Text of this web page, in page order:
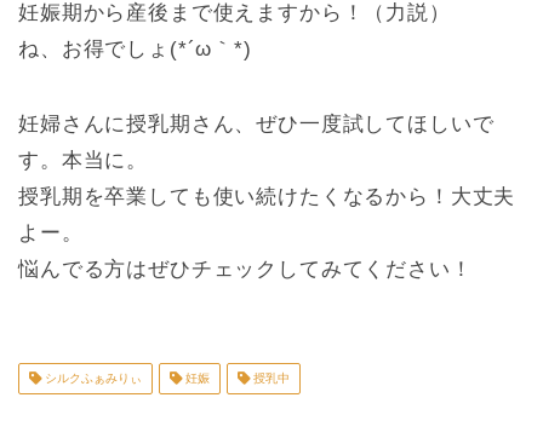
妊娠期から産後まで使えますから！（力説）
ね、お得でしょ(*´ω｀*)
妊婦さんに授乳期さん、ぜひ一度試してほしいで
す。本当に。
授乳期を卒業しても使い続けたくなるから！大丈夫
よー。
悩んでる方はぜひチェックしてみてください！
シルクふぁみりぃ 妊娠 授乳中